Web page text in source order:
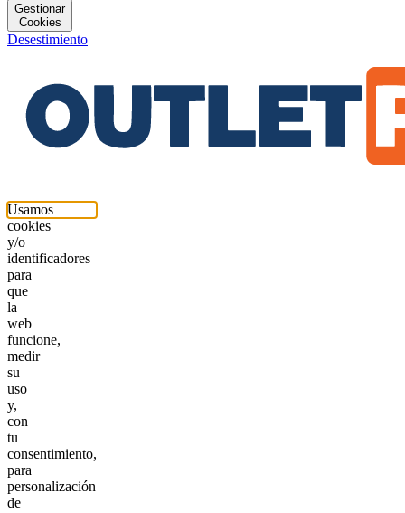
Gestionar
Cookies
Desestimiento
Usamos
cookies
y/o
identificadores
para
que
la
web
funcione,
medir
su
uso
y,
con
tu
consentimiento,
para
personalización
de